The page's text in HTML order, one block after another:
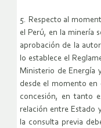
5. Respecto al
el Perú, en la minería
aprobación de la
lo establece el
Ministerio de Energía
desde el momento
concesión, en tanto
relación entre Estado
la consulta previa